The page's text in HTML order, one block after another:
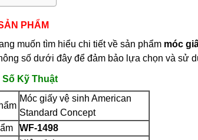
PHẨM
muốn tìm hiểu chi tiết về sản phẩm móc
số dưới đây để đảm bảo lựa chọn và sử
Số Kỹ Thuật
Móc giấy vệ sinh American
Standard Concept
WF-1498